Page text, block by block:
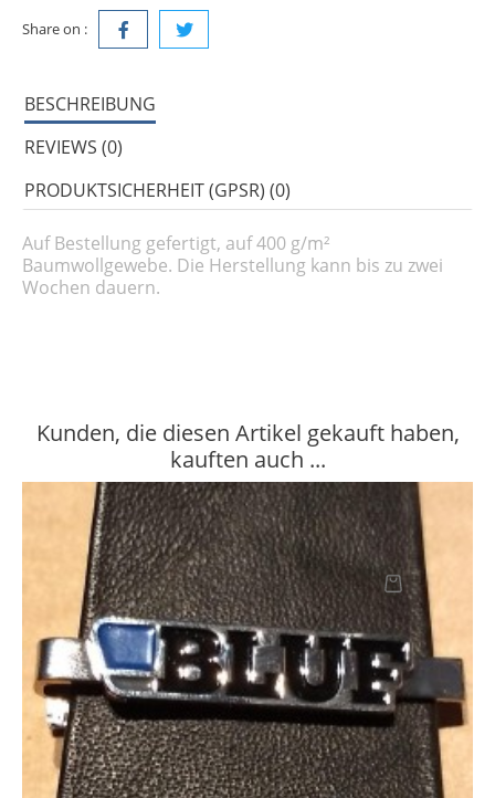
Share on :
BESCHREIBUNG
REVIEWS (0)
PRODUKTSICHERHEIT (GPSR) (0)
Auf Bestellung gefertigt, auf 400 g/m²
Baumwollgewebe. Die Herstellung kann bis zu zwei
Wochen dauern.
Kunden, die diesen Artikel gekauft haben,
kauften auch ...